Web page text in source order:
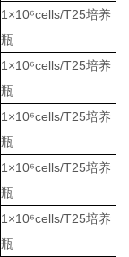
1×10⁶cells/T25培养
瓶
1×10⁶cells/T25培养
瓶
1×10⁶cells/T25培养
瓶
1×10⁶cells/T25培养
瓶
1×10⁶cells/T25培养
瓶